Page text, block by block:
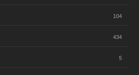
104
434
5